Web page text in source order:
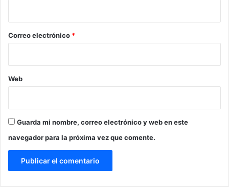
*
Correo electrónico *
Web
Guarda mi nombre, correo electrónico y web en este
navegador para la próxima vez que comente.